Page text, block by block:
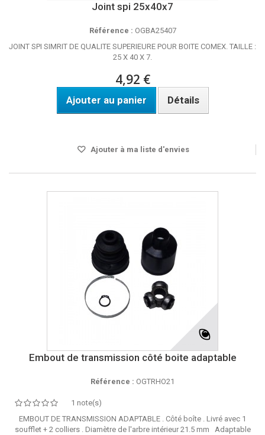
Joint spi 25x40x7
Référence : OGBA25407
JOINT SPI SIMRIT DE QUALITE SUPERIEURE POUR BOITE COMEX. TAILLE :
25 X 40 X 7.
4,92 €
Ajouter au panier Détails
Ajouter à ma liste d'envies
Embout de transmission côté boite adaptable
Référence : OGTRHO21
1 note(s)
EMBOUT DE TRANSMISSION ADAPTABLE . Côté boîte . Livré avec 1
soufflet + 2 colliers . Diamètre de l'arbre intérieur 21.5 mm Adaptable